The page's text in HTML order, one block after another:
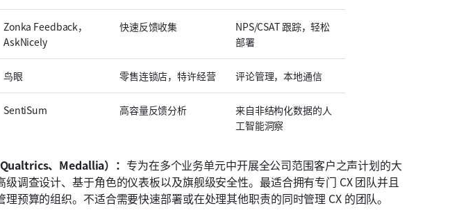
Zonka Feedback，
AskNicely
快速反馈收集
NPS/CSAT 跟踪，轻松
部署
鸟眼 零售连锁店，特许经营 评论管理，本地通信
SentiSum 高容量反馈分析
来自非结构化数据的人
工智能洞察
、Medallia）： 专为在多个业务单元中开展全公司范围客户之声计划的大
级调查设计、基于角色的仪表板以及旗舰级安全性。最适合拥有专门 CX 团队并且
理预算的组织。不适合需要快速部署或在处理其他职责的同时管理 CX 的团队。